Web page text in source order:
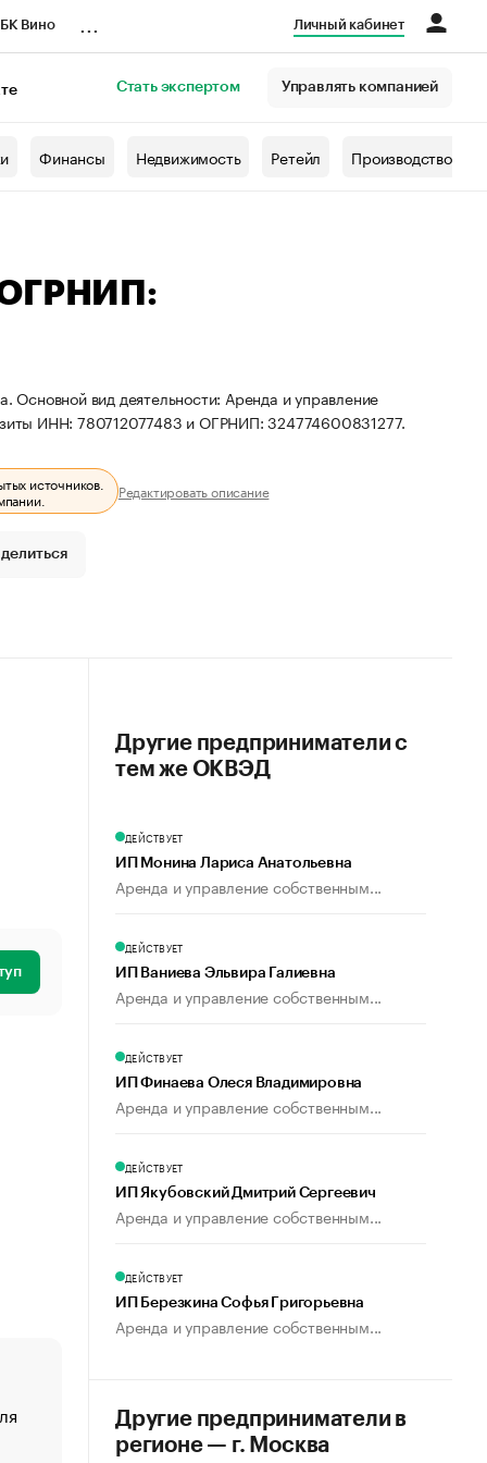
Вино Личный кабинет
Стать экспертом Управлять компанией
Финансы Недвижимость Ретейл Производство
ОГРНИП:
вид деятельности: Аренда и управление
ИНН: 780712077483 и ОГРНИП: 324774600831277.
источников. Редактировать описание
«От спорта тело стареет иначе». Как живет глава
создавшей GTA
Другие предприниматели с
тем же ОКВЭД
ДЕЙСТВУЕТ
ИП Монина Лариса Анатольевна
Аренда и управление собственным...
ДЕЙСТВУЕТ
ИП Ваниева Эльвира Галиевна
Аренда и управление собственным...
ДЕЙСТВУЕТ
ИП Финаева Олеся Владимировна
Аренда и управление собственным...
ДЕЙСТВУЕТ
ИП Якубовский Дмитрий Сергеевич
Аренда и управление собственным...
ДЕЙСТВУЕТ
ИП Березкина Софья Григорьевна
Аренда и управление собственным...
Другие предприниматели в
регионе — г. Москва